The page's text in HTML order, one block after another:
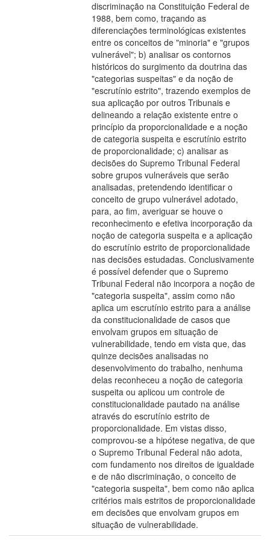
discriminação na Constituição Federal de
1988, bem como, traçando as
diferenciações terminológicas existentes
entre os conceitos de "minoria" e "grupos
vulnerável"; b) analisar os contornos
históricos do surgimento da doutrina das
"categorias suspeitas" e da noção de
"escrutínio estrito", trazendo exemplos de
sua aplicação por outros Tribunais e
delineando a relação existente entre o
princípio da proporcionalidade e a noção
de categoria suspeita e escrutínio estrito
de proporcionalidade; c) analisar as
decisões do Supremo Tribunal Federal
sobre grupos vulneráveis que serão
analisadas, pretendendo identificar o
conceito de grupo vulnerável adotado,
para, ao fim, averiguar se houve o
reconhecimento e efetiva incorporação da
noção de categoria suspeita e a aplicação
do escrutínio estrito de proporcionalidade
nas decisões estudadas. Conclusivamente
é possível defender que o Supremo
Tribunal Federal não incorpora a noção de
"categoria suspeita", assim como não
aplica um escrutínio estrito para a análise
da constitucionalidade de casos que
envolvam grupos em situação de
vulnerabilidade, tendo em vista que, das
quinze decisões analisadas no
desenvolvimento do trabalho, nenhuma
delas reconheceu a noção de categoria
suspeita ou aplicou um controle de
constitucionalidade pautado na análise
através do escrutínio estrito de
proporcionalidade. Em vistas disso,
comprovou-se a hipótese negativa, de que
o Supremo Tribunal Federal não adota,
com fundamento nos direitos de igualdade
e de não discriminação, o conceito de
"categoria suspeita", bem como não aplica
critérios mais estritos de proporcionalidade
em decisões que envolvam grupos em
situação de vulnerabilidade.